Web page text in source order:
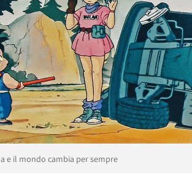
e il mondo cambia per sempre